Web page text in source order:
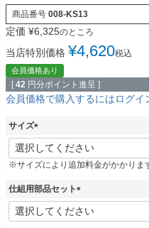
商品番号 008-KS13
定価 ¥6,325のところ
当店特別価格 ¥4,620税込
会員価格あり
[ 42 円分ポイント進呈 ]
会員価格で購入するにはログイ
サイズ
(
必
須
※サイズにより追加料金がかかりま
仕組用部品セット
(
必